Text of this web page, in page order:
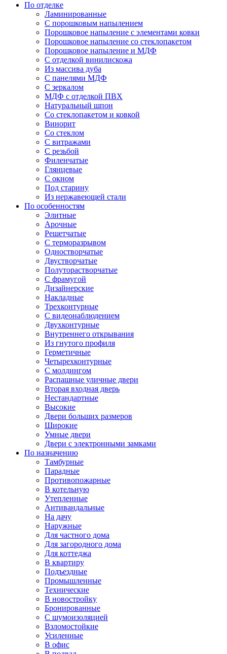
По отделке
Ламинированные
С порошковым напылением
Порошковое напыление с элементами ковки
Порошковое напыление со стеклопакетом
Порошковое напыление и МДФ
С отделкой винилискожа
Из массива дуба
С панелями МДФ
С зеркалом
МДФ с отделкой ПВХ
Натуральный шпон
Со стеклопакетом и ковкой
Винорит
Со стеклом
С витражами
С резьбой
Филенчатые
Глянцевые
С окном
Под старину
Из нержавеющей стали
По особенностям
Элитные
Арочные
Решетчатые
С терморазрывом
Одностворчатые
Двустворчатые
Полуторастворчатые
С фрамугой
Дизайнерские
Накладные
Трехконтурные
С видеонаблюдением
Двухконтурные
Внутреннего открывания
Из гнутого профиля
Герметичные
Четырехконтурные
С молдингом
Распашные уличные двери
Вторая входная дверь
Нестандартные
Высокие
Двери больших размеров
Широкие
Умные двери
Двери с электронными замками
По назначению
Тамбурные
Парадные
Противопожарные
В котельную
Утепленные
Антивандальные
На дачу
Наружные
Для частного дома
Для загородного дома
Для коттеджа
В квартиру
Подъездные
Промышленные
Технические
В новостройку
Бронированные
С шумоизоляцией
Взломостойкие
Усиленные
В офис